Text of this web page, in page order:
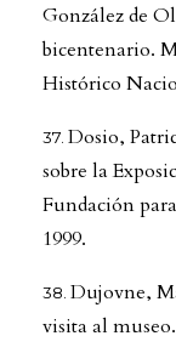
González de
bicentenario.
Histórico
Dosio,
sobre la
Fundación
1999.
Dujovne,
visita al